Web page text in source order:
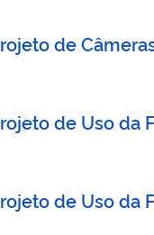
de
de Uso da
de Uso da